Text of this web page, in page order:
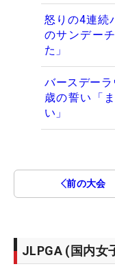
怒りの4連続
のサンデー
た」
バースデー
歳の誓い「
い」
前の大会
JLPGA (国内女